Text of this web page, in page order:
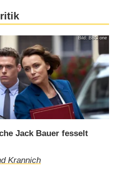
Bild: BBC one
Jack Bauer fesselt
Krannich